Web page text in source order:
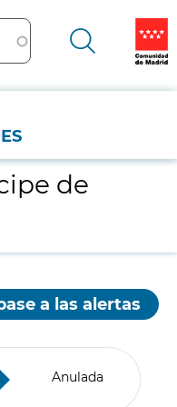
de
a las alertas
Anulada